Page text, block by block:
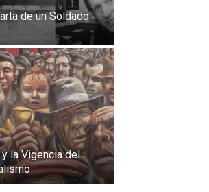
de un Soldado
y la Vigencia del